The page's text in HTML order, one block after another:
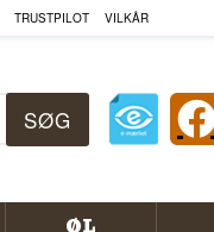
TRUSTPILOT VILKÅR